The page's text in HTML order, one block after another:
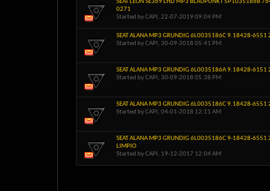
SEAT LEON SE369 LHD MP3 BLAUPUNKT 5P1035186B
0271
Started byCAPI , 22-07-2019 09:04 PM
SEAT ALANA MP3 GRUNDIG 6L0035186C 9.18428-
Started byCAPI , 30-09-2018 05:41 PM
SEAT ALANA MP3 GRUNDIG 6L0035186A 9.18428-6151
Started byCAPI , 30-09-2018 05:38 PM
SEAT ALANA MP3 GRUNDIG 6L0035186C 9.18428-6551
Started byCAPI , 04-01-2018 12:11 AM
SEAT ALANA MP3 GRUNDIG 6L0035186C 9-18428-6551
LIMPIO
Started byCAPI , 19-12-2017 12:04 AM